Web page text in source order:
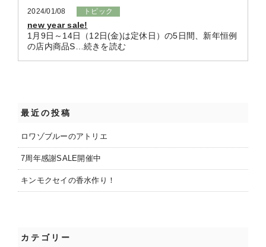
2024/01/08 トピック
new year sale!
1月9日～14日（12日(金)は定休日）の5日間、新年恒例
の店内商品S…続きを読む
最近の投稿
ロワゾブルーのアトリエ
7周年感謝SALE開催中
キンモクセイの香水作り！
カテゴリー